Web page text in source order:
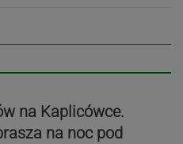
na Kaplicówce.
na noc pod